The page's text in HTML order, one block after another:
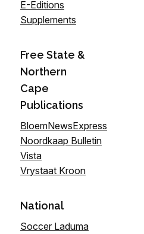
E-Editions
Supplements
Free State &
Northern
Cape
Publications
BloemNewsExpress
Noordkaap Bulletin
Vista
Vrystaat Kroon
National
Soccer Laduma